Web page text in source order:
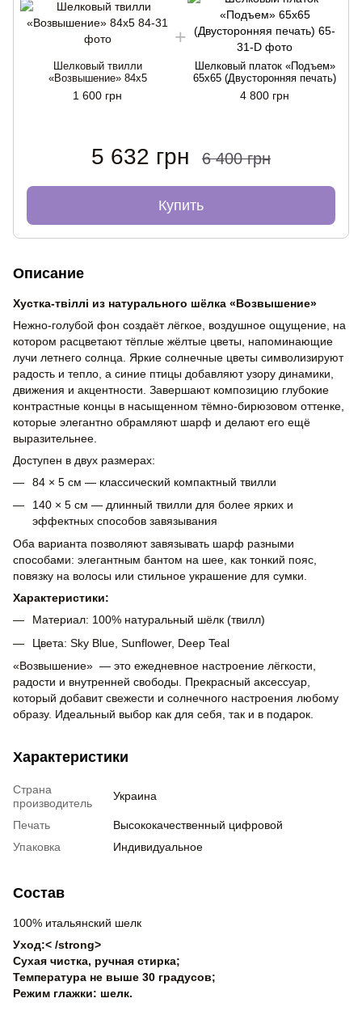
Шелковый твилли
«Возвышение» 84x5
1 600 грн
Шелковый платок «Подъем»
65x65 (Двусторонняя печать)
4 800 грн
5 632 грн 6 400 грн
Купить
Описание
Хустка-твіллі из натурального шёлка «Возвышение»
Нежно-голубой фон создаёт лёгкое, воздушное ощущение, на
котором расцветают тёплые жёлтые цветы, напоминающие
лучи летнего солнца. Яркие солнечные цветы символизируют
радость и тепло, а синие птицы добавляют узору динамики,
движения и акцентности. Завершают композицию глубокие
контрастные концы в насыщенном тёмно-бирюзовом оттенке,
которые элегантно обрамляют шарф и делают его ещё
выразительнее.
Доступен в двух размерах:
84 × 5 см — классический компактный твилли
140 × 5 см — длинный твилли для более ярких и
эффектных способов завязывания
Оба варианта позволяют завязывать шарф разными
способами: элегантным бантом на шее, как тонкий пояс,
повязку на волосы или стильное украшение для сумки.
Характеристики:
Материал: 100% натуральный шёлк (твилл)
Цвета: Sky Blue, Sunflower, Deep Teal
«Возвышение» — это ежедневное настроение лёгкости,
радости и внутренней свободы. Прекрасный аксессуар,
который добавит свежести и солнечного настроения любому
образу. Идеальный выбор как для себя, так и в подарок.
Характеристики
Страна
производитель
Украина
Печать
Высококачественный цифровой
Упаковка
Индивидуальное
Состав
100% итальянский шелк
Уход:< /strong>
Сухая чистка, ручная стирка;
Температура не выше 30 градусов;
Режим глажки: шелк.